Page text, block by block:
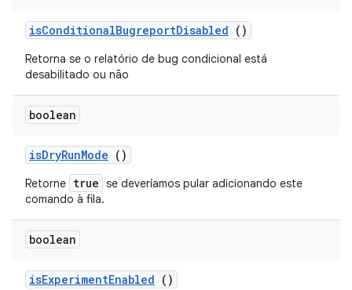
isConditionalBugreportDisabled ()
Retorna se o relatório de bug condicional está
desabilitado ou não
boolean
isDryRunMode ()
Retorne true se deveríamos pular adicionando este
comando à fila.
boolean
isExperimentEnabled ()